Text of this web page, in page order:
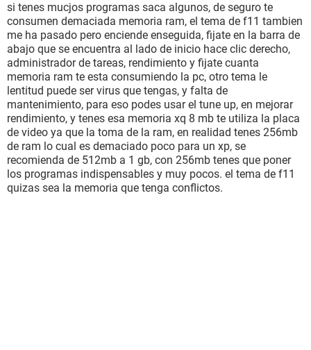
si tenes mucjos programas saca algunos, de seguro te
consumen demaciada memoria ram, el tema de f11 tambien
me ha pasado pero enciende enseguida, fijate en la barra de
abajo que se encuentra al lado de inicio hace clic derecho,
administrador de tareas, rendimiento y fijate cuanta
memoria ram te esta consumiendo la pc, otro tema le
lentitud puede ser virus que tengas, y falta de
mantenimiento, para eso podes usar el tune up, en mejorar
rendimiento, y tenes esa memoria xq 8 mb te utiliza la placa
de video ya que la toma de la ram, en realidad tenes 256mb
de ram lo cual es demaciado poco para un xp, se
recomienda de 512mb a 1 gb, con 256mb tenes que poner
los programas indispensables y muy pocos. el tema de f11
quizas sea la memoria que tenga conflictos.